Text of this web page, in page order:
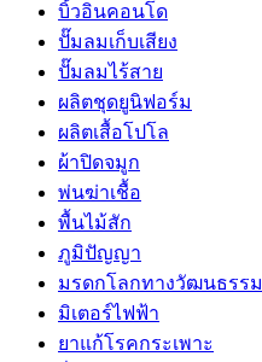
บิ้วอินคอนโด
ปั๊มลมเก็บเสียง
ปั๊มลมไร้สาย
ผลิตชุดยูนิฟอร์ม
ผลิตเสื้อโปโล
ผ้าปิดจมูก
พ่นฆ่าเชื้อ
พื้นไม้สัก
ภูมิปัญญา
มรดกโลกทางวัฒนธรรม
มิเตอร์ไฟฟ้า
ยาแก้โรคกระเพาะ